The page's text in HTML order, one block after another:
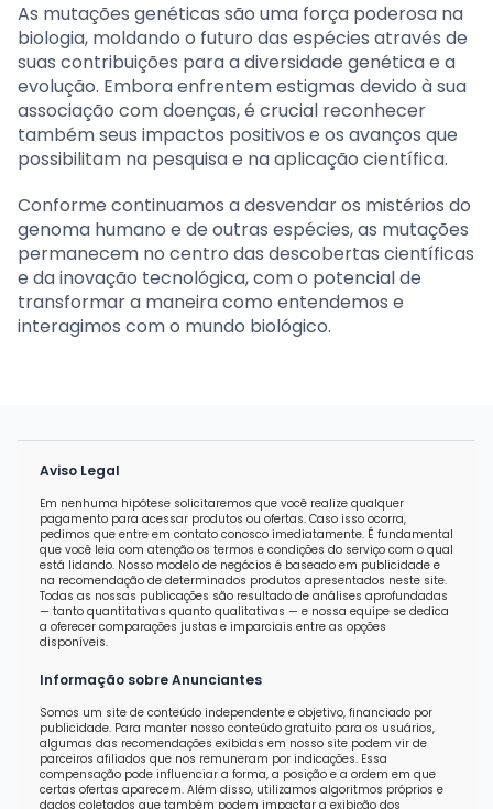
As mutações genéticas são uma força poderosa na
biologia, moldando o futuro das espécies através de
suas contribuições para a diversidade genética e a
evolução. Embora enfrentem estigmas devido à sua
associação com doenças, é crucial reconhecer
também seus impactos positivos e os avanços que
possibilitam na pesquisa e na aplicação científica.
Conforme continuamos a desvendar os mistérios do
genoma humano e de outras espécies, as mutações
permanecem no centro das descobertas científicas
e da inovação tecnológica, com o potencial de
transformar a maneira como entendemos e
interagimos com o mundo biológico.
Aviso Legal
Em nenhuma hipótese solicitaremos que você realize qualquer
pagamento para acessar produtos ou ofertas. Caso isso ocorra,
pedimos que entre em contato conosco imediatamente. É fundamental
que você leia com atenção os termos e condições do serviço com o qual
está lidando. Nosso modelo de negócios é baseado em publicidade e
na recomendação de determinados produtos apresentados neste site.
Todas as nossas publicações são resultado de análises aprofundadas
— tanto quantitativas quanto qualitativas — e nossa equipe se dedica
a oferecer comparações justas e imparciais entre as opções
disponíveis.
Informação sobre Anunciantes
Somos um site de conteúdo independente e objetivo, financiado por
publicidade. Para manter nosso conteúdo gratuito para os usuários,
algumas das recomendações exibidas em nosso site podem vir de
parceiros afiliados que nos remuneram por indicações. Essa
compensação pode influenciar a forma, a posição e a ordem em que
certas ofertas aparecem. Além disso, utilizamos algoritmos próprios e
dados coletados que também podem impactar a exibição dos